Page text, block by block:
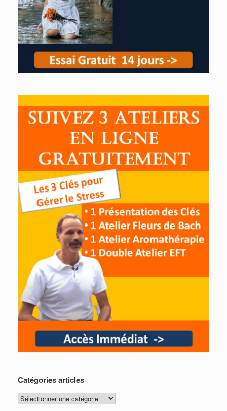
Catégories articles
Catégories
articles